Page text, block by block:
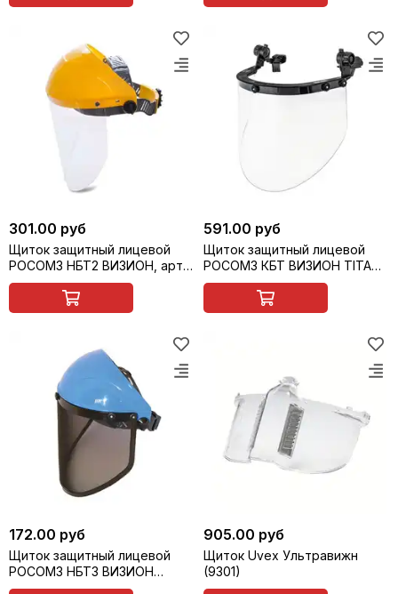
301.00 руб
Щиток защитный лицевой
РОСОМЗ НБТ2 ВИЗИОН, арт.
423130
591.00 руб
Щиток защитный лицевой
РОСОМЗ КБТ ВИЗИОН TITAN
с креплением на каску, арт.
172.00 руб
Щиток защитный лицевой
РОСОМЗ НБТ3 ВИЗИОН
СТАЛЬ, арт. 435416
905.00 руб
Щиток Uvex Ультравижн
(9301)